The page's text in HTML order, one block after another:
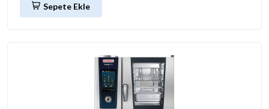
Sepete Ekle